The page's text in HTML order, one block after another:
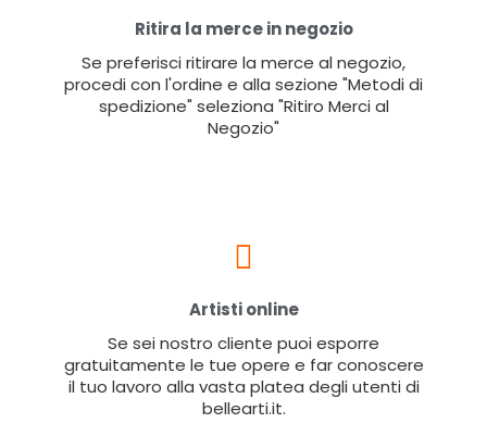
Ritira la merce in negozio
Se preferisci ritirare la merce al negozio,
procedi con l'ordine e alla sezione "Metodi di
spedizione" seleziona "Ritiro Merci al
Negozio"
Artisti online
Se sei nostro cliente puoi esporre
gratuitamente le tue opere e far conoscere
il tuo lavoro alla vasta platea degli utenti di
bellearti.it.